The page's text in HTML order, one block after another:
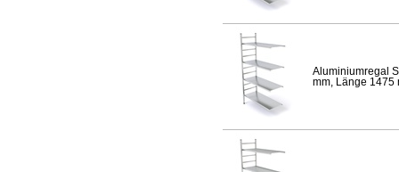
Aluminiumregal
mm, Länge 1475